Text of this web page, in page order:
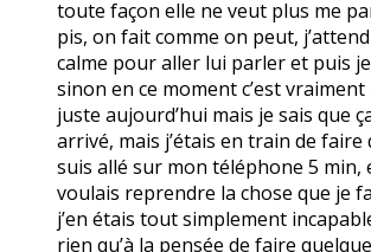
toute façon elle ne veut plus me
pis, on fait comme on peut,
calme pour aller lui parler et puis
sinon en ce moment c’est
juste aujourd’hui mais je sais que
arrivé, mais j’étais en train de faire
suis allé sur mon téléphone 5 min,
voulais reprendre la chose que je
j’en étais tout simplement
rien qu’à la pensée de faire